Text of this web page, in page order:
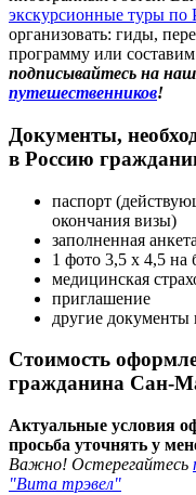
экскурсионные туры по
организовать: гиды,
программу или
подписывайтесь на наш
путешественников!
Документы,
в Россию
паспорт
окончания визы)
заполненная
1 фото 3,5 х 4,5 на
медицинская
приглашение
другие документы
Стоимость
гражданина Сан-
Актуальные условия
просьба уточнять у
Важно! Остерегайтесь
"Вита трэвел"